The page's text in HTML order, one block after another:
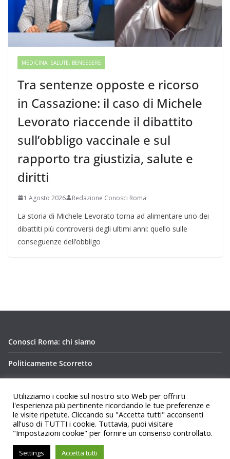
MEDICINA, SALUTE, BENESSERE
Tra sentenze opposte e ricorso
in Cassazione: il caso di Michele
Levorato riaccende il dibattito
sull’obbligo vaccinale e sul
rapporto tra giustizia, salute e
diritti
1 Agosto 2026 Redazione Conosci Roma
La storia di Michele Levorato torna ad alimentare uno dei
dibattiti più controversi degli ultimi anni: quello sulle
conseguenze dell’obbligo
Conosci Roma: chi siamo
Politicamente Scorretto
Copyright © 2026Conosci Roma
Utilizziamo i cookie sul nostro sito Web per offrirti
l'esperienza più pertinente ricordando le tue preferenze e
le visite ripetute. Cliccando su "Accetta tutti" acconsenti
all'uso di TUTTI i cookie. Tuttavia, puoi visitare
"Impostazioni cookie" per fornire un consenso controllato.
Settings Accetta tutti